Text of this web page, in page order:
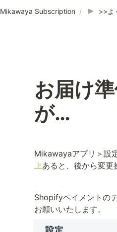
Mikawaya Subscription / >>よ
お届け
が…
Mikawayaアプリ＞設
上あると、後から変更
Shopifyペイメントの
お願いいたします。